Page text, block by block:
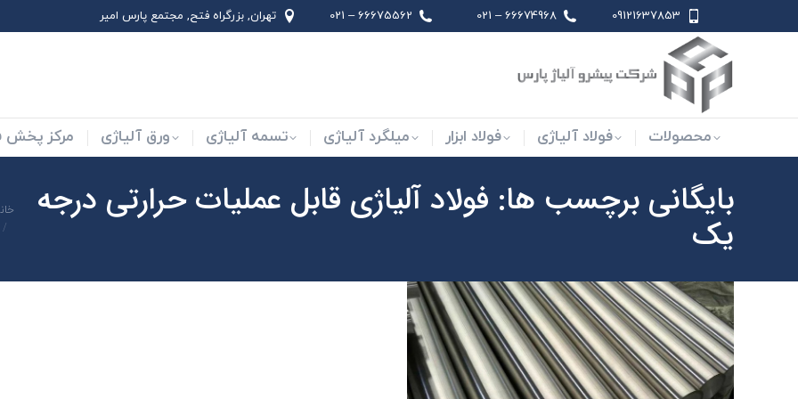
09121637853
66674968 – 021
66675562 – 021 تهران, بزرگراه فتح, مجتمع پارس امير
محصولات فولاد آلیاژی فولاد ابزار میلگرد آلیاژی تسمه آلیاژی ورق آلیاژی مرکز پخش
بایگانی برچسب ها: فولاد آلياژی قابل عمليات حرارتی درجه
یک
محصولات میلگرد آلیاژی تسمه آلیاژی